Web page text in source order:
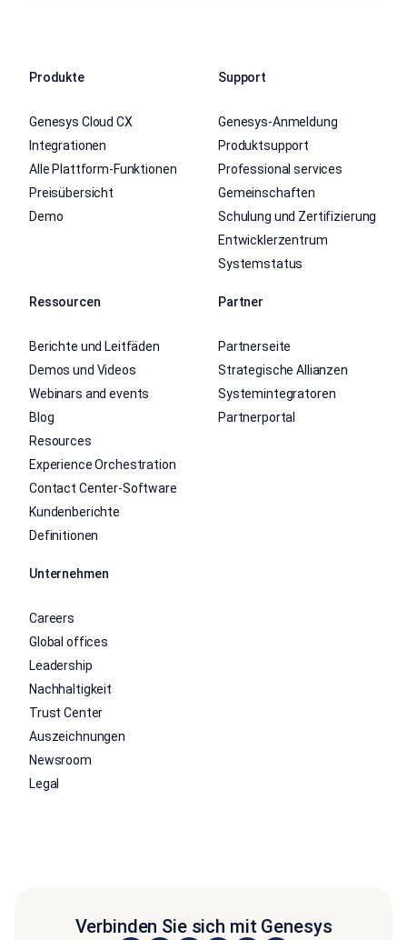
Produkte
Genesys Cloud CX
Integrationen
Alle Plattform-Funktionen
Preisübersicht
Demo
Support
Genesys-Anmeldung
Produktsupport
Professional services
Gemeinschaften
Schulung und Zertifizierung
Entwicklerzentrum
Systemstatus
Ressourcen
Berichte und Leitfäden
Demos und Videos
Webinars and events
Blog
Resources
Experience Orchestration
Contact Center-Software
Kundenberichte
Definitionen
Partner
Partnerseite
Strategische Allianzen
Systemintegratoren
Partnerportal
Unternehmen
Careers
Global offices
Leadership
Nachhaltigkeit
Trust Center
Auszeichnungen
Newsroom
Legal
Verbinden Sie sich mit Genesys